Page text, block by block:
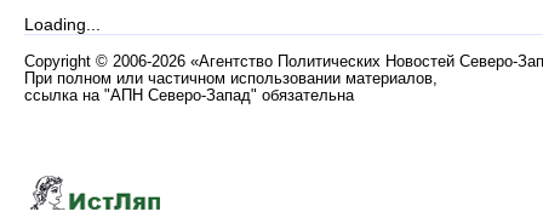
Loading...
Copyright © 2006-2026 «Агентство Политических Новостей Северо-
При полном или частичном использовании материалов,
ссылка на "АПН Северо-Запад" обязательна